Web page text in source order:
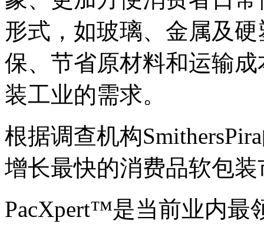
形式，如玻璃、金属及
保、节省原材料和运输
装工业的需求。
根据调查机构
增长最快的消费品软包装
PacXpert™是当前业内最